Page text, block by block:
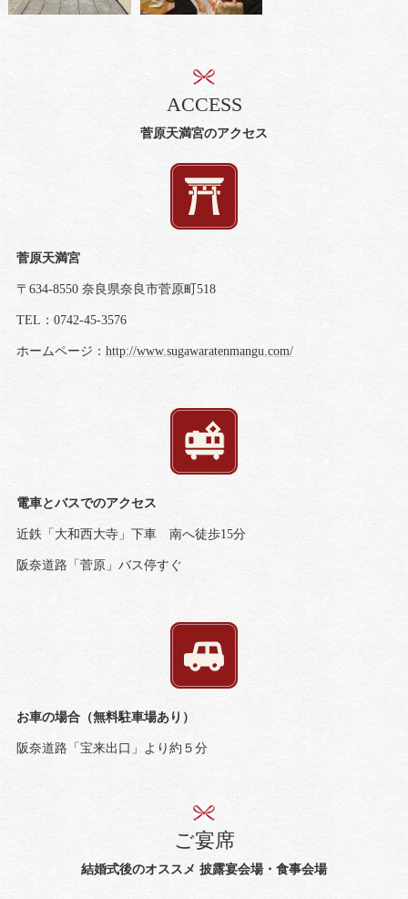
菅原天満宮のアクセス
ACCESS
菅原天満宮
〒634-8550 奈良県奈良市菅原町518
TEL：0742-45-3576
ホームページ： http://www.sugawaratenmangu.com/
電車とバスでのアクセス
近鉄「大和西大寺」下車 南へ徒歩15分
阪奈道路「菅原」バス停すぐ
お車の場合（無料駐車場あり）
阪奈道路「宝来出口」より約５分
結婚式後のオススメ 披露宴会場・食事会場
ご宴席